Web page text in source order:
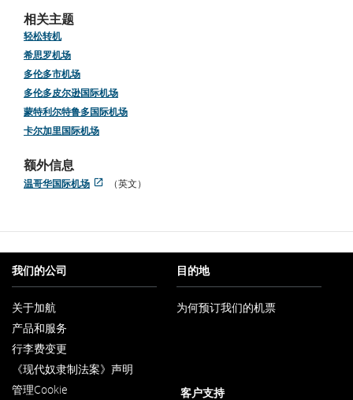
相关主题
轻松转机
希思罗机场
多伦多市机场
多伦多皮尔逊国际机场
蒙特利尔特鲁多国际机场
卡尔加里国际机场
额外信息
温哥华国际机场
窗
口
站
可
指
南
（英文）
我们的公司
关于加航
新
窗
口
内
开
产品和服务
行李费变更
《现代奴隶制法案》声明
管理Cookie
目的地
为何预订我们的机票
客户支持